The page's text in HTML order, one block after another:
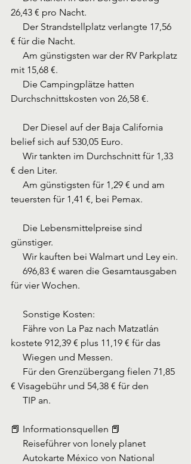
26,43 € pro Nacht.
Der Strandstellplatz verlangte 17,56
€ für die Nacht.
Am günstigsten war der RV Parkplatz
mit 15,68 €.
Die Campingplätze hatten
Durchschnittskosten von 26,58 €.
Der Diesel auf der Baja California
belief sich auf 530,05 Euro.
Wir tankten im Durchschnitt für 1,33
€ den Liter.
Am günstigsten für 1,29 € und am
teuersten für 1,41 €, bei Pemax.
Die Lebensmittelpreise sind
günstiger.
Wir kauften bei Walmart und Ley ein.
696,83 € waren die Gesamtausgaben
für vier Wochen.
Sonstige Kosten:
Fähre von La Paz nach Matzatlán
kostete 912,39 € plus 11,19 € für das
Wiegen und Messen.
Für den Grenzübergang fielen 71,85
€ Visagebühr und 54,38 € für den
TIP an.
📕 Informationsquellen 📕
Reiseführer von lonely planet
Autokarte México von National